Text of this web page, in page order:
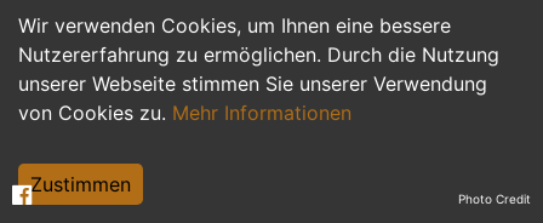
Wir verwenden Cookies, um Ihnen eine bessere
Nutzererfahrung zu ermöglichen. Durch die Nutzung
unserer Webseite stimmen Sie unserer Verwendung
von Cookies zu. Mehr Informationen
Zustimmen
Hilfskräfte, Aushilfs- und Nebenjobs
Einkauf, Logistik, Materialwirtschaft
Weiterbildung, Studium, duale Ausbildung
Tourismus
Photo Credit